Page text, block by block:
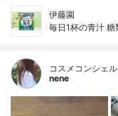
伊藤園
毎日1杯の青汁 糖
コスメコンシェ
nene